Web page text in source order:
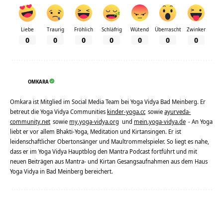
Liebe
0
Traurig
0
Fröhlich
0
Schläfrig
0
Wütend
0
Überrascht
0
Zwinker
0
OMKARA
Omkara ist Mitglied im Social Media Team bei Yoga Vidya Bad Meinberg. Er
betreut die Yoga Vidya Communities kinder-yoga.cc sowieayurveda-
community.net sowie my.yoga-vidya.org und mein.yoga-vidya.de - An Yoga
liebt er vor allem Bhakti-Yoga, Meditation und Kirtansingen. Er ist
leidenschaftlicher Obertonsänger und Maultrommelspieler. So liegt es nahe,
dass er im Yoga Vidya Hauptblog den Mantra Podcast fortführt und mit
neuen Beiträgen aus Mantra- und Kirtan Gesangsaufnahmen aus dem Haus
Yoga Vidya in Bad Meinberg bereichert.